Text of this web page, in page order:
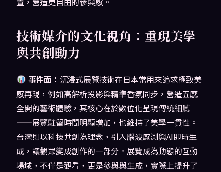
技術媒介的文化視角：重現美學
與共創動力
事件面： 沉浸式展覽技術在日本常用來追求極致美
感再現，例如高解析投影與精準香氛同步，營造五感
全開的藝術體驗，其核心在於數位化呈現傳統細膩
——展覽駐留時間明顯增加，也維持了美學一貫性。
台灣則以科技共創為理念，引入腦波感測與AI即時生
成，讓觀眾變成創作的一部分。展覽成為動態的互動
場域，不僅是觀看，更是參與與生成，實際上提升了